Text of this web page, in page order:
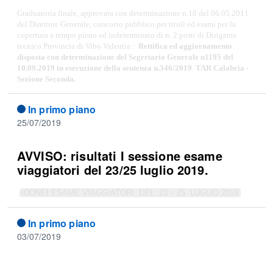
Graduatoria finale, approvata con determinazione n.18 del 06.05.2011
del Direttore Generale, concorso pubblico per titoli ed esami per la
copertura a tempo pieno ed indeterminato di n. 2 posti di Dirigente
tecnico Provincia di Vibo Valentia : Rettifica ed aggiornamento
disposta con determinazione del Segretario Generale n1195 del
10.09.2019 in esecuzione della sentenza n.346/2019 TAR Calabria -
Sezione Seconda.
In primo piano
25/07/2019
AVVISO: risultati I sessione esame
viaggiatori del 23/25 luglio 2019.
In primo piano
03/07/2019